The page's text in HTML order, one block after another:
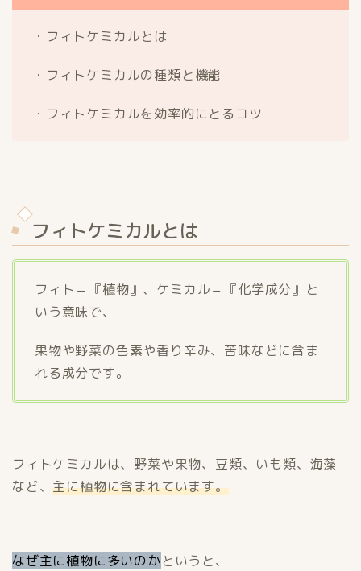
・フィトケミカルとは
・フィトケミカルの種類と機能
・フィトケミカルを効率的にとるコツ
フィトケミカルとは
フィト＝『植物』、ケミカル＝『化学成分』と
いう意味で、
果物や野菜の色素や香り辛み、苦味などに含ま
れる成分です。
フィトケミカルは、野菜や果物、豆類、いも類、海藻
など、主に植物に含まれています。
なぜ主に植物に多いのかというと、